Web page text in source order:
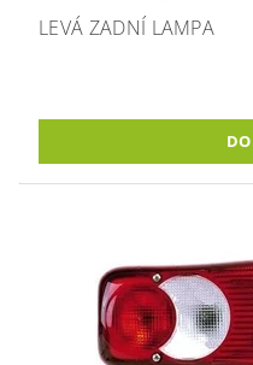
LEVÁ ZADNÍ LAMPA